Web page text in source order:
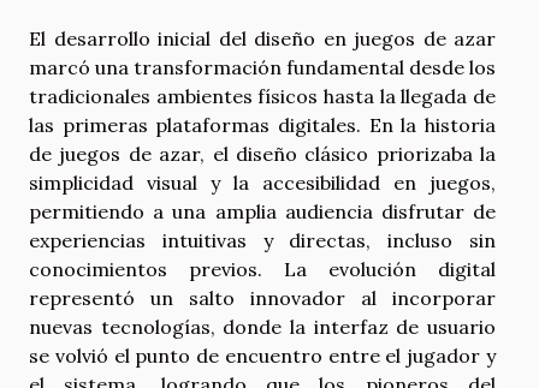
El desarrollo inicial del diseño en juegos de azar
marcó una transformación fundamental desde los
tradicionales ambientes físicos hasta la llegada de
las primeras plataformas digitales. En la historia
de juegos de azar, el diseño clásico priorizaba la
simplicidad visual y la accesibilidad en juegos,
permitiendo a una amplia audiencia disfrutar de
experiencias intuitivas y directas, incluso sin
conocimientos previos. La evolución digital
representó un salto innovador al incorporar
nuevas tecnologías, donde la interfaz de usuario
se volvió el punto de encuentro entre el jugador y